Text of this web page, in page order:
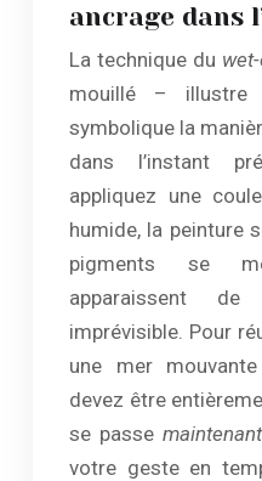
ancrage dans
La technique du
mouillé – illustre
symbolique la
dans l’instant
appliquez une
humide, la peinture
pigments se
apparaissent de
imprévisible. Pour
une mer
devez être
se passe maintenant
votre geste en